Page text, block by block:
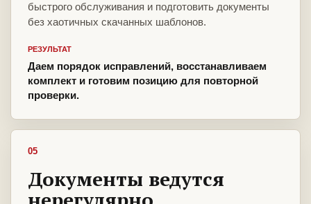
быстрого обслуживания и подготовить документы
без хаотичных скачанных шаблонов.
РЕЗУЛЬТАТ
Даем порядок исправлений, восстанавливаем
комплект и готовим позицию для повторной
проверки.
05
Документы ведутся